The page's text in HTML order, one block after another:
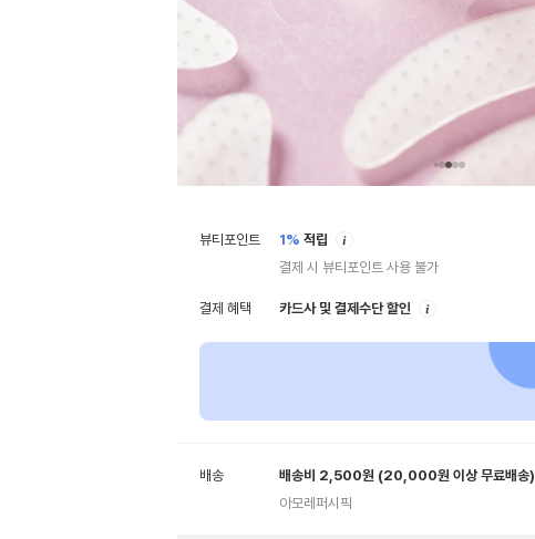
뷰티포인트 1% 적립
결제 시 뷰티포인트 사용 불가
결제 혜택 카드사 및 결제수단 할인
배송 배송비 2,500원 (20,000원 이상 무료배송)
아모레퍼시픽